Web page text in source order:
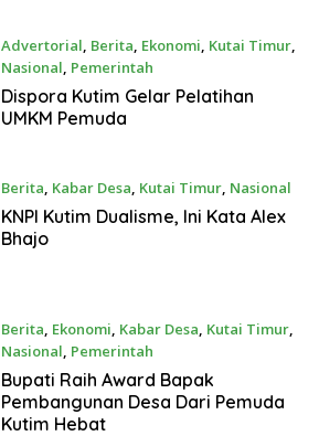
Advertorial, Berita, Ekonomi, Kutai Timur,
Nasional, Pemerintah
November 11, 2025
Dispora Kutim Gelar Pelatihan
UMKM Pemuda
Berita, Kabar Desa, Kutai Timur, Nasional
Juni 17, 2025
KNPI Kutim Dualisme, Ini Kata Alex
Bhajo
Berita, Ekonomi, Kabar Desa, Kutai Timur,
Nasional, Pemerintah
Mei 23, 2025
Bupati Raih Award Bapak
Pembangunan Desa Dari Pemuda
Kutim Hebat